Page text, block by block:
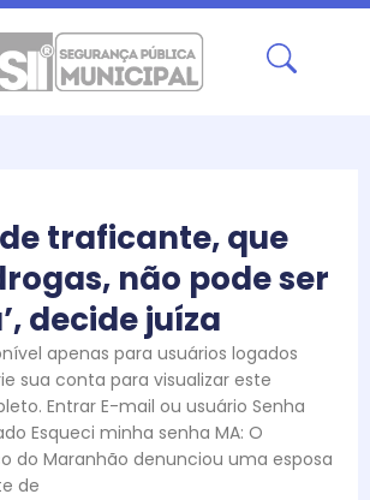
de traficante, que
não pode ser
decide juíza
apenas para usuários logados
sua conta para visualizar este
Entrar E-mail ou usuário Senha
Esqueci minha senha MA: O
do Maranhão denunciou uma esposa
de